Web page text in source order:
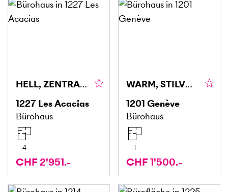
HELL, ZENTRAL, FUNKTIONAL, VIELSEITIG
1227 Les Acacias
Bürohaus
4
CHF 2'951.-
WARM, STILVOLL UND EINLADEND
1201 Genève
Bürohaus
1
CHF 1'500.-